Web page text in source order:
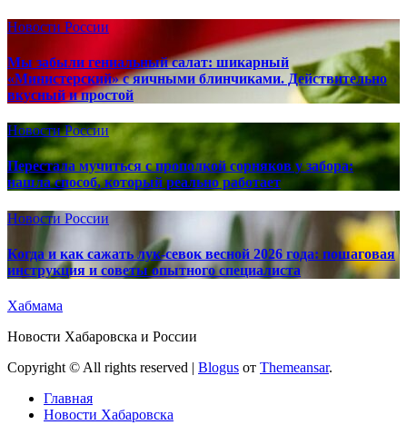
Новости России
Мы забыли гениальный салат: шикарный
«Министерский» с яичными блинчиками. Действительно
вкусный и простой
Новости России
Перестала мучиться с прополкой сорняков у забора:
нашла способ, который реально работает
Новости России
Когда и как сажать лук-севок весной 2026 года: пошаговая
инструкция и советы опытного специалиста
Хабмама
Новости Хабаровска и России
Copyright © All rights reserved | Blogus от Themeansar.
Главная
Новости Хабаровска